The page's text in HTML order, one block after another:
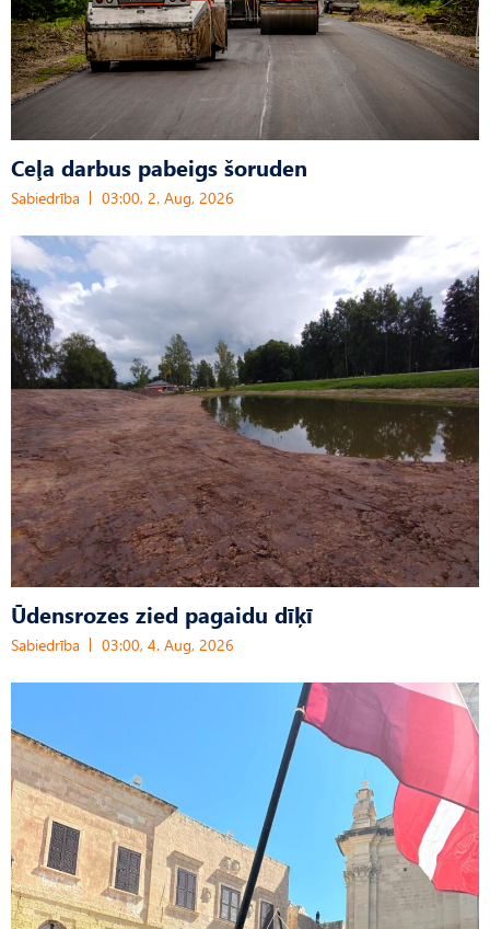
Ceļa darbus pabeigs šoruden
Sabiedrība 03:00, 2. Aug, 2026
Ūdensrozes zied pagaidu dīķī
Sabiedrība 03:00, 4. Aug, 2026